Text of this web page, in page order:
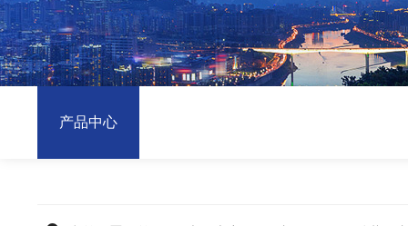
产品中心